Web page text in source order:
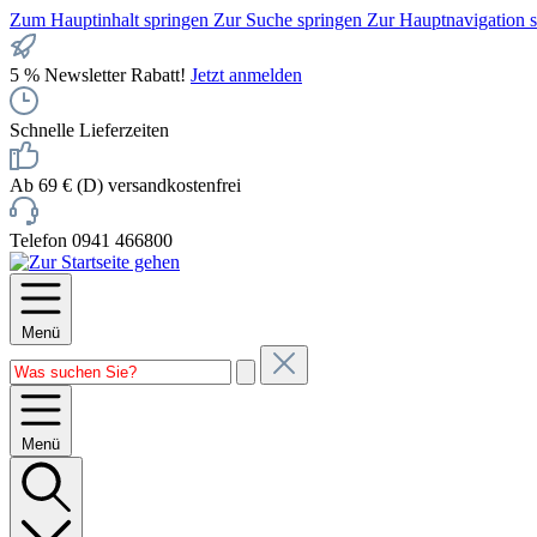
Zum Hauptinhalt springen Zur Suche springen Zur Hauptnavigation
5 % Newsletter Rabatt! Jetzt anmelden
Schnelle Lieferzeiten
Ab 69 € (D) versandkostenfrei
Telefon 0941 466800
Menü
Menü